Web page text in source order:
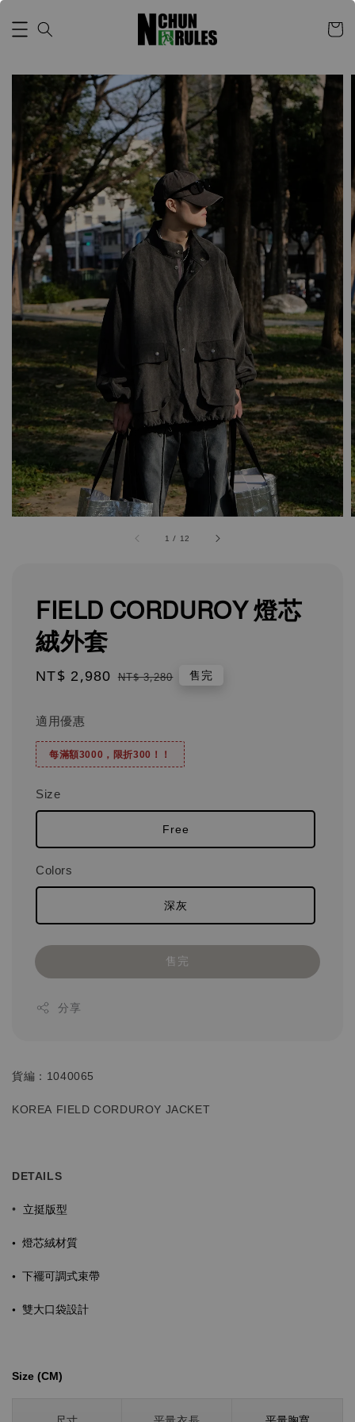
1 / 12
FIELD CORDUROY 燈芯
絨外套
Sale
NT$ 2,980 Regular
NT$ 3,280 售完
適用優惠
每滿額3000，限折300！！
Size
Free
Colors
深灰
售完
分享
貨編：1040065
KOREA FIELD CORDUROY JACKET
DETAILS
• 立挺版型
• 燈芯絨材質
• 下襬可調式束帶
• 雙大口袋設計
Size (CM)⁡⁡